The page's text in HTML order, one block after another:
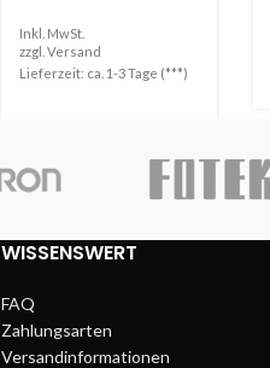
Inkl. MwSt.
zzgl. Versand
Lieferzeit: ca. 1-3 Tage (***)
WISSENSWERT
FAQ
Zahlungsarten
Versandinformationen